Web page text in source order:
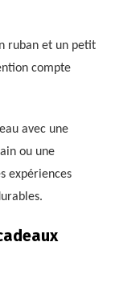
ruban et un petit
compte
avec une
ou une
expériences